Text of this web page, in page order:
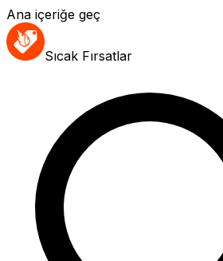
Ana içeriğe geç
Sıcak Fırsatlar